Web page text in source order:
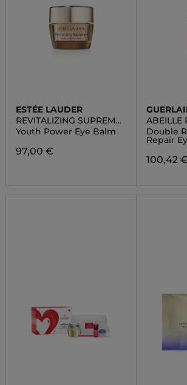
ESTÉE LAUDER
REVITALIZING SUPREME
+
Youth Power Eye Balm
97,00 €
ABEILLE
Double
Repair
100,42 €